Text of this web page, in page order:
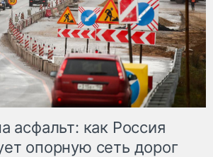
асфальт: как Россия
опорную сеть дорог